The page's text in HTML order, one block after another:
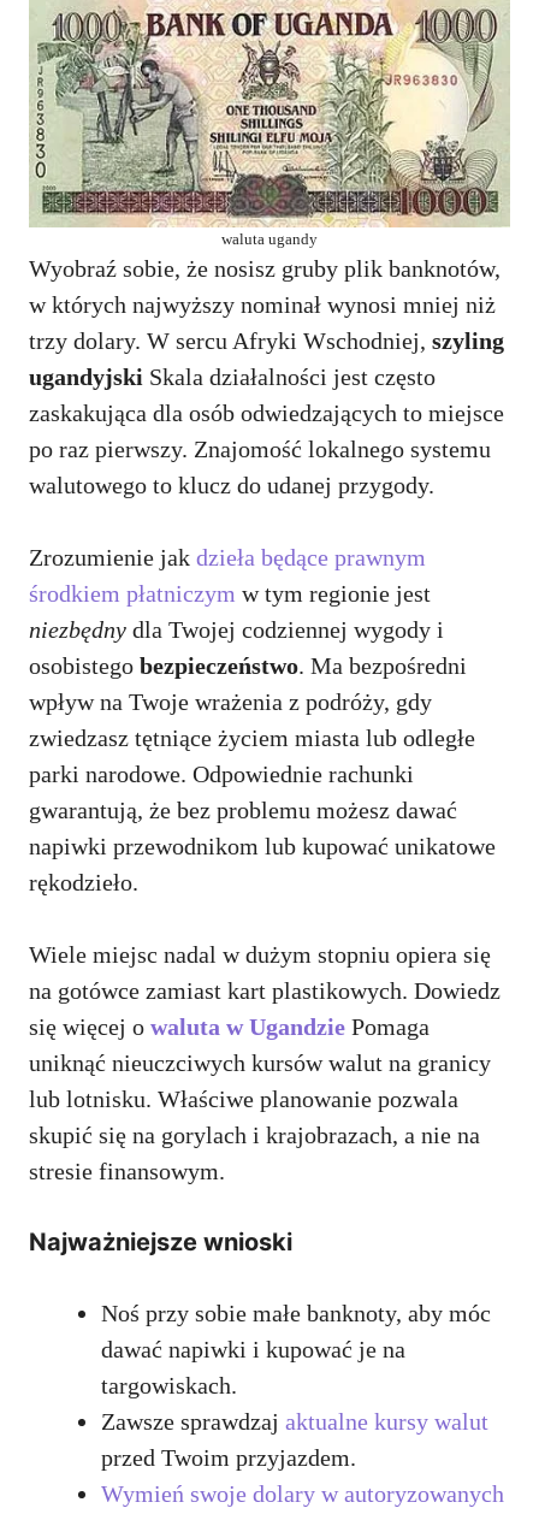
waluta ugandy
Wyobraź sobie, że nosisz gruby plik banknotów,
w których najwyższy nominał wynosi mniej niż
trzy dolary. W sercu Afryki Wschodniej, szyling
ugandyjski Skala działalności jest często
zaskakująca dla osób odwiedzających to miejsce
po raz pierwszy. Znajomość lokalnego systemu
walutowego to klucz do udanej przygody.
Zrozumienie jak dzieła będące prawnym
środkiem płatniczym w tym regionie jest
niezbędny dla Twojej codziennej wygody i
osobistego bezpieczeństwo. Ma bezpośredni
wpływ na Twoje wrażenia z podróży, gdy
zwiedzasz tętniące życiem miasta lub odległe
parki narodowe. Odpowiednie rachunki
gwarantują, że bez problemu możesz dawać
napiwki przewodnikom lub kupować unikatowe
rękodzieło.
Wiele miejsc nadal w dużym stopniu opiera się
na gotówce zamiast kart plastikowych. Dowiedz
się więcej o waluta w Ugandzie Pomaga
uniknąć nieuczciwych kursów walut na granicy
lub lotnisku. Właściwe planowanie pozwala
skupić się na gorylach i krajobrazach, a nie na
stresie finansowym.
Najważniejsze wnioski
Noś przy sobie małe banknoty, aby móc
dawać napiwki i kupować je na
targowiskach.
Zawsze sprawdzaj aktualne kursy walut
przed Twoim przyjazdem.
Wymień swoje dolary w autoryzowanych